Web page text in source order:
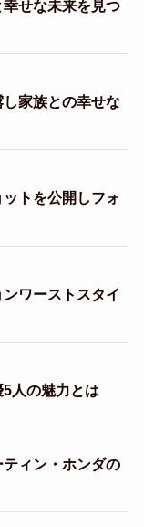
せな未来を見つ
家族との幸せな
トを公開しフォ
ワーストスタイ
人の魅力とは
ィン・ホンダの